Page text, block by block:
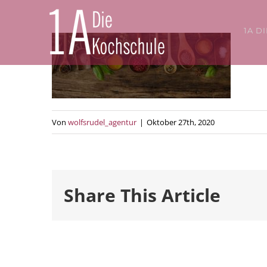
1A
Von wolfsrudel_agentur | Oktober 27th, 2020
Share This Article